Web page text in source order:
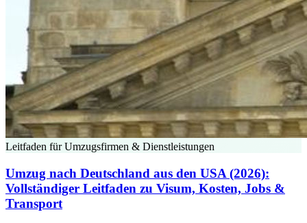
Leitfaden für Umzugsfirmen & Dienstleistungen
Umzug nach Deutschland aus den USA (2026):
Vollständiger Leitfaden zu Visum, Kosten, Jobs &
Transport